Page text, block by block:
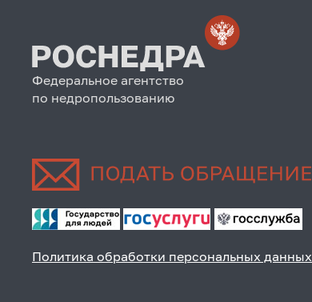
Федеральное агентство
по недропользованию
Политика обработки персональных данных